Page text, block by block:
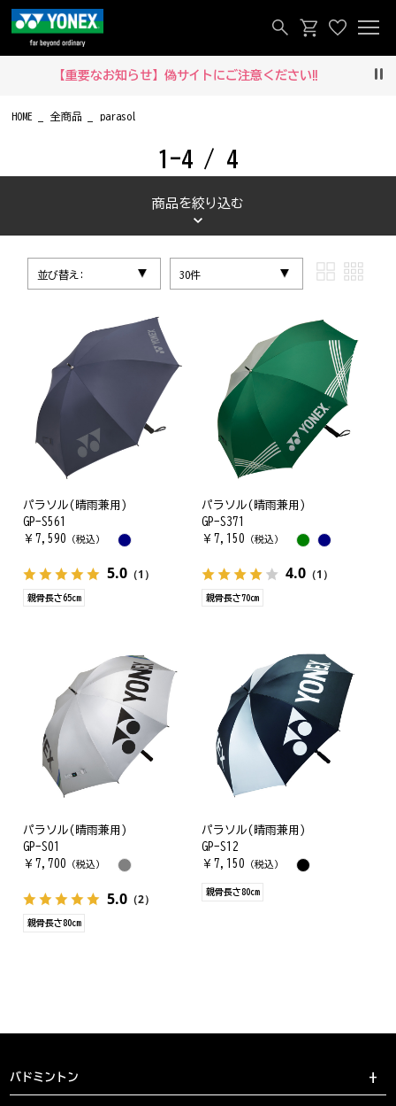
【重要なお知らせ】偽サイトにご注意ください‼
HOME 全商品 parasol
1-4 / 4
商品を絞り込む
並び替え: 30件
パラソル(晴雨兼用)
GP-S561
￥ 7,590 （税込）
5.0 （1）
親骨長さ65cm
パラソル(晴雨兼用)
GP-S371
￥ 7,150 （税込）
4.0（1）
親骨長さ70㎝
パラソル(晴雨兼用)
GP-S01
￥ 7,700 （税込）
5.0 （2）
親骨長さ80cm
パラソル(晴雨兼用)
GP-S12
￥ 7,150 （税込）
親骨長さ80cm
バドミントン